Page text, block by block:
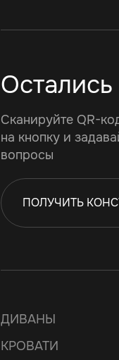
Сканируйте QR-
на кнопку и
вопросы
ПОЛУЧИТЬ
ДИВАНЫ
КРОВАТИ